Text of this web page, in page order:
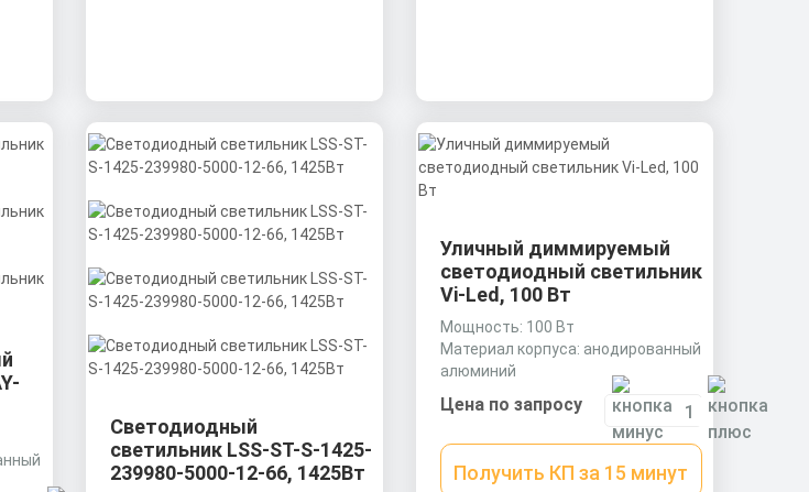
Светодиодный
светильник LSS-ST-S-1425-
239980-5000-12-66, 1425Вт
Уличный диммируемый
светодиодный светильник
Vi-Led, 100 Вт
Мощность: 100 Вт
Материал корпуса: анодированный
алюминий
280х170х105 мм
Цена по запросу
Получить КП за 15 минут